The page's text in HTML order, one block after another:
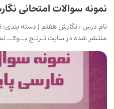
نمونه سوالات امتحانی
منتشر شده در سایت تـرنـج بــوکــ